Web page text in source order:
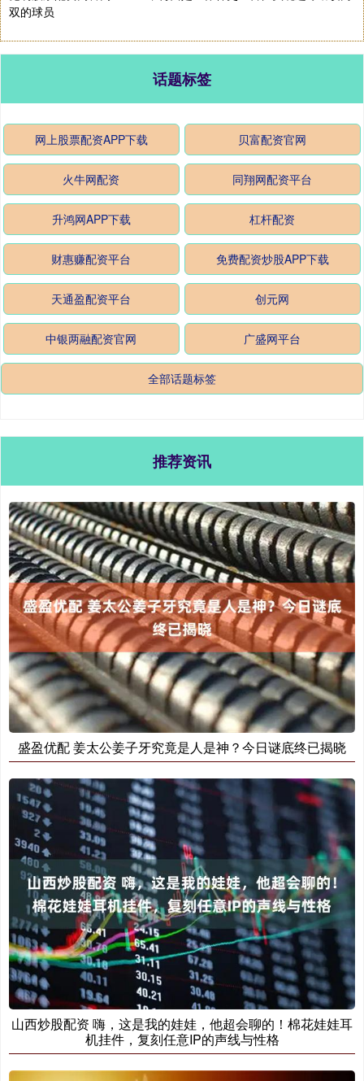
双的球员
话题标签
网上股票配资APP下载 贝富配资官网
火牛网配资 同翔网配资平台
升鸿网APP下载 杠杆配资
财惠赚配资平台 免费配资炒股APP下载
天通盈配资平台 创元网
中银两融配资官网 广盛网平台
全部话题标签
推荐资讯
盛盈优配 姜太公姜子牙究竟是人是神？今日谜底终已揭晓
山西炒股配资 嗨，这是我的娃娃，他超会聊的！棉花娃娃耳
机挂件，复刻任意IP的声线与性格